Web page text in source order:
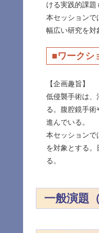
ける実践的課
本セッションで
幅広い研究を対
■ワークシ
【企画趣旨】
低侵襲手術は、
る。腹腔鏡手
進んでいる。
本セッションで
を対象とする
る。
一般演題